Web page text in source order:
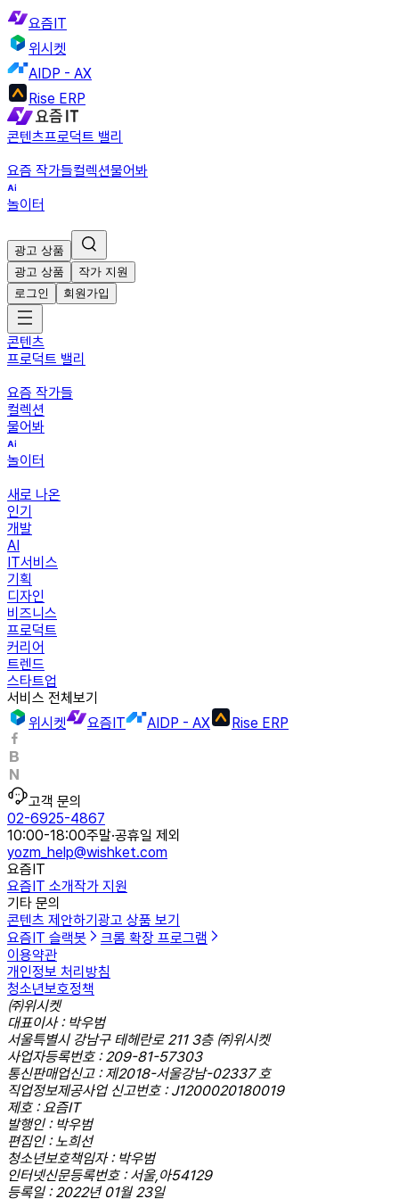
요즘IT
위시켓
AIDP - AX
Rise ERP
콘텐츠프로덕트 밸리
요즘 작가들컬렉션물어봐
놀이터
광고 상품
광고 상품
작가 지원
로그인
회원가입
콘텐츠
프로덕트 밸리
요즘 작가들
컬렉션
물어봐
놀이터
새로 나온
인기
개발
AI
IT서비스
기획
디자인
비즈니스
프로덕트
커리어
트렌드
스타트업
서비스 전체보기
위시켓
요즘IT AIDP - AX Rise ERP
고객 문의
02-6925-4867
10:00-18:00주말·공휴일 제외
yozm_help@wishket.com
요즘IT
요즘IT 소개작가 지원
기타 문의
콘텐츠 제안하기광고 상품 보기
요즘IT 슬랙봇
크롬 확장 프로그램
이용약관
개인정보 처리방침
청소년보호정책
㈜위시켓
대표이사 : 박우범
서울특별시 강남구 테헤란로 211 3층 ㈜위시켓
사업자등록번호 : 209-81-57303
통신판매업신고 : 제2018-서울강남-02337 호
직업정보제공사업 신고번호 : J1200020180019
제호 : 요즘IT
발행인 : 박우범
편집인 : 노희선
청소년보호책임자 : 박우범
인터넷신문등록번호 : 서울,아54129
등록일 : 2022년 01월 23일